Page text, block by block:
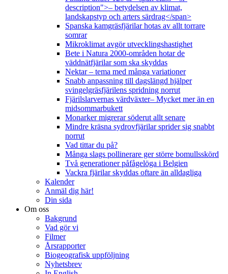
description">– betydelsen av klimat,
landskapstyp och arters särdrag</span>
Spanska kamgräsfjärilar hotas av allt torrare
somrar
Mikroklimat avgör utvecklingshastighet
Bete i Natura 2000-områden hotar de
väddnätfjärilar som ska skyddas
Nektar – tema med många variationer
Snabb anpassning till dagslängd hjälper
svingelgräsfjärilens spridning norrut
Fjärilslarvernas värdväxter– Mycket mer än en
midsommarbukett
Monarker migrerar söderut allt senare
Mindre kräsna sydrovfjärilar sprider sig snabbt
norrut
Vad tittar du på?
Många slags pollinerare ger större bomullsskörd
Två generationer påfågelöga i Belgien
Vackra fjärilar skyddas oftare än alldagliga
Kalender
Anmäl dig här!
Din sida
Om oss
Bakgrund
Vad gör vi
Filmer
Årsrapporter
Biogeografisk uppföljning
Nyhetsbrev